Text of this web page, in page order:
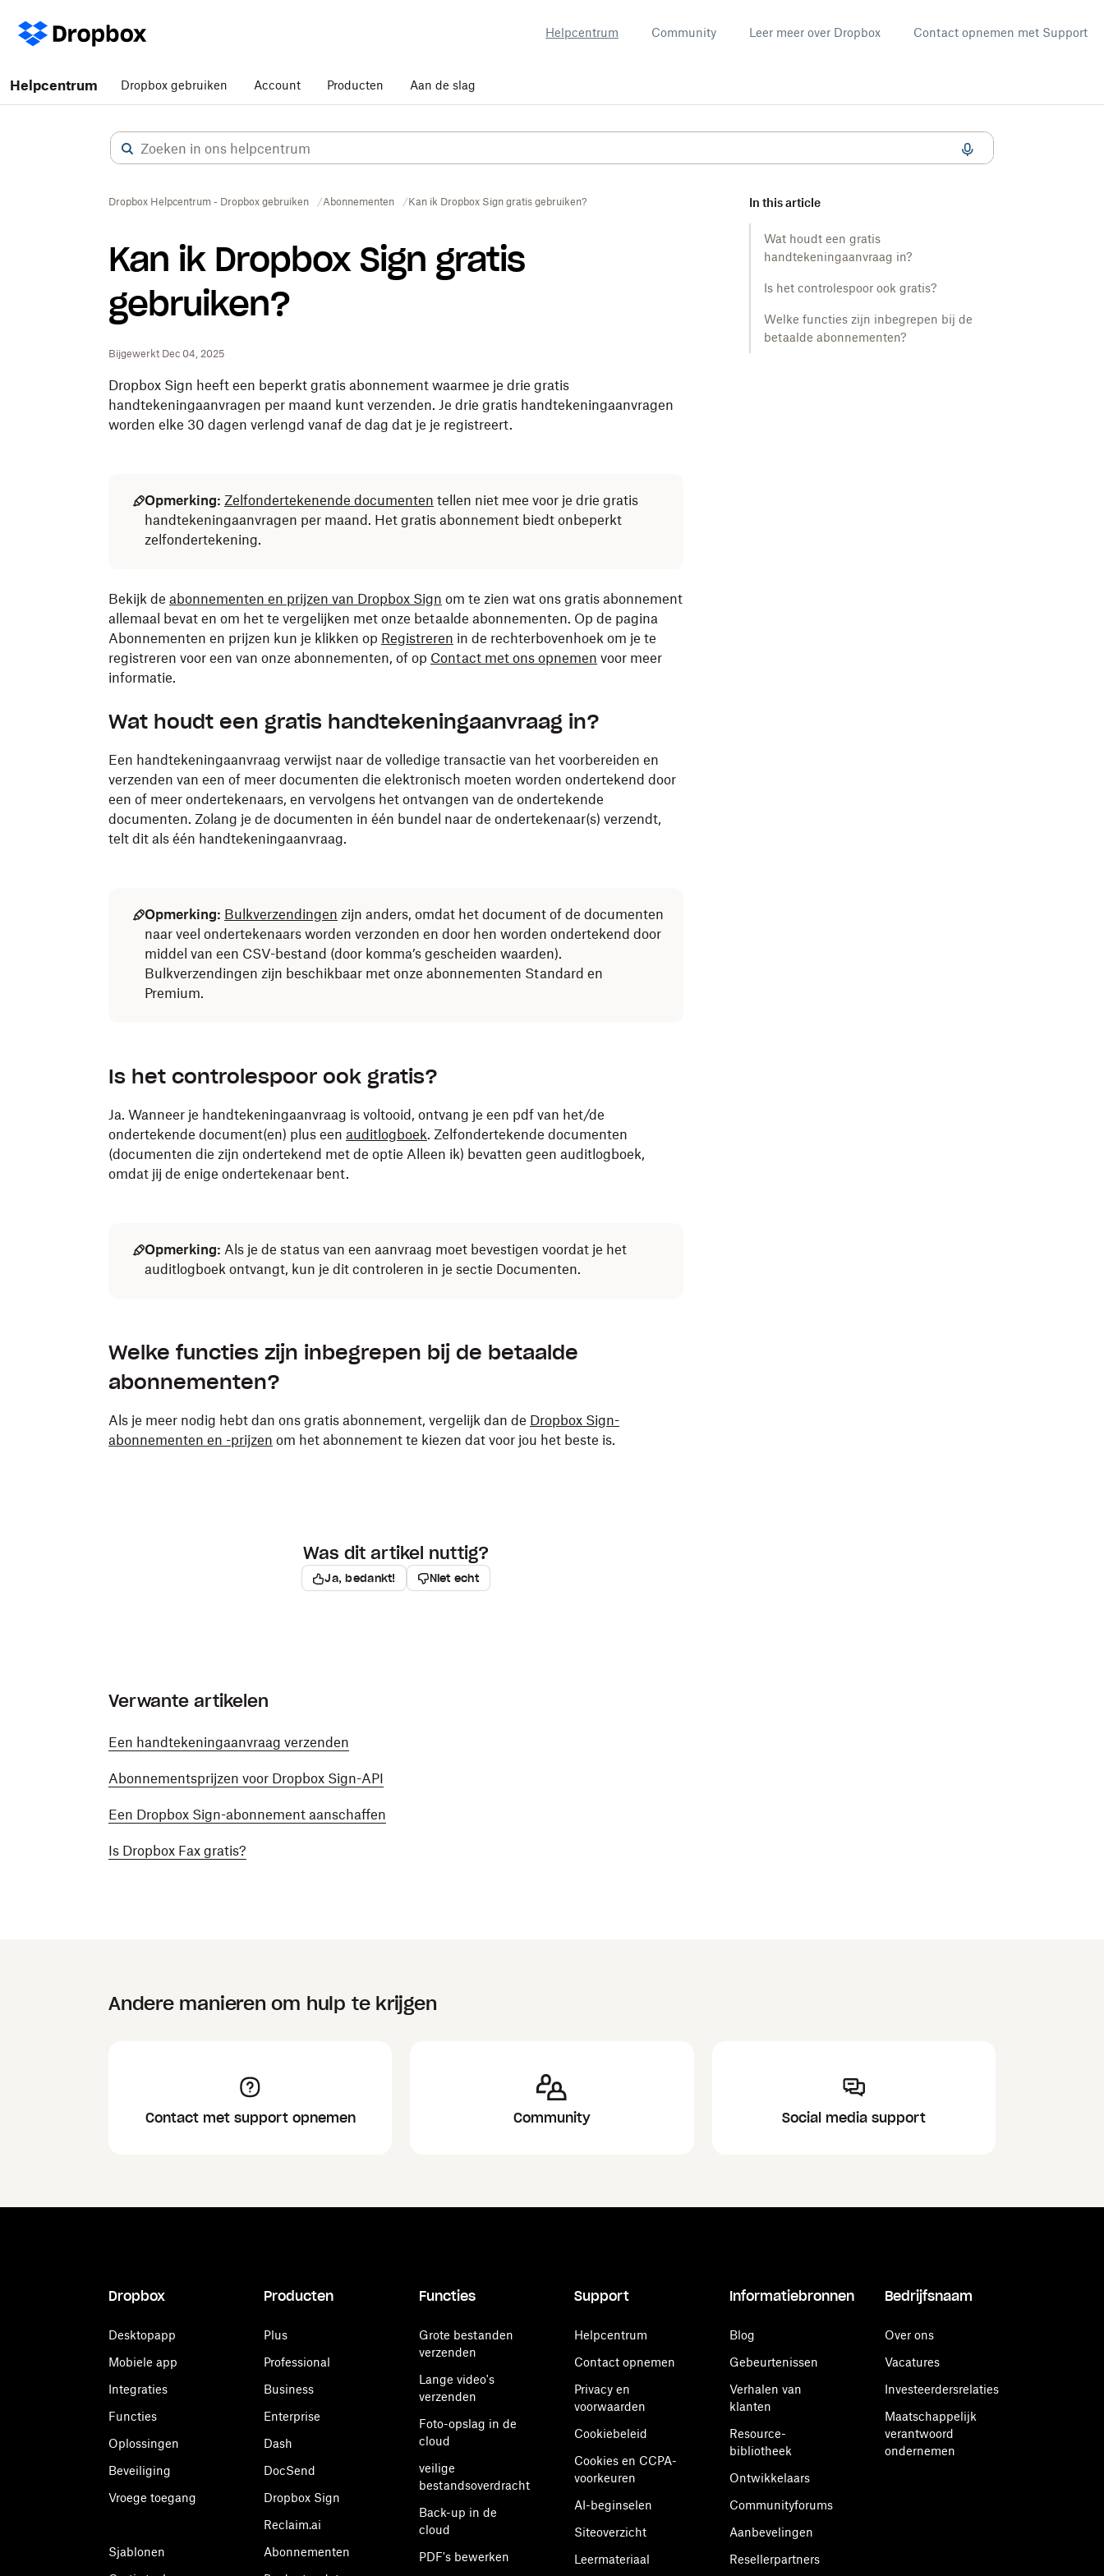
Helpcentrum Community Leer meer over Dropbox Contact opnemen met Support
Helpcentrum Dropbox gebruiken Account Producten Aan de slag
Dropbox Helpcentrum - Dropbox gebruiken Abonnementen Kan ik Dropbox Sign gratis gebruiken?
Kan ik Dropbox Sign gratis
gebruiken?
Bijgewerkt Dec 04, 2025
In this article
Wat houdt een gratis
handtekeningaanvraag in?
Is het controlespoor ook gratis?
Welke functies zijn inbegrepen bij de
betaalde abonnementen?
Dropbox Sign heeft een beperkt gratis abonnement waarmee je drie gratis
handtekeningaanvragen per maand kunt verzenden. Je drie gratis handtekeningaanvragen
worden elke 30 dagen verlengd vanaf de dag dat je je registreert.
Opmerking: Zelfondertekenende documenten tellen niet mee voor je drie gratis
handtekeningaanvragen per maand. Het gratis abonnement biedt onbeperkt
zelfondertekening.
Bekijk de abonnementen en prijzen van Dropbox Sign om te zien wat ons gratis abonnement
allemaal bevat en om het te vergelijken met onze betaalde abonnementen. Op de pagina
Abonnementen en prijzen kun je klikken op Registreren in de rechterbovenhoek om je te
registreren voor een van onze abonnementen, of op Contact met ons opnemen voor meer
informatie.
Wat houdt een gratis handtekeningaanvraag in?
Een handtekeningaanvraag verwijst naar de volledige transactie van het voorbereiden en
verzenden van een of meer documenten die elektronisch moeten worden ondertekend door
een of meer ondertekenaars, en vervolgens het ontvangen van de ondertekende
documenten. Zolang je de documenten in één bundel naar de ondertekenaar(s) verzendt,
telt dit als één handtekeningaanvraag.
Opmerking: Bulkverzendingen zijn anders, omdat het document of de documenten
naar veel ondertekenaars worden verzonden en door hen worden ondertekend door
middel van een CSV-bestand (door komma’s gescheiden waarden).
Bulkverzendingen zijn beschikbaar met onze abonnementen Standard en
Premium.
Is het controlespoor ook gratis?
Ja. Wanneer je handtekeningaanvraag is voltooid, ontvang je een pdf van het/de
ondertekende document(en) plus een auditlogboek. Zelfondertekende documenten
(documenten die zijn ondertekend met de optie Alleen ik) bevatten geen auditlogboek,
omdat jij de enige ondertekenaar bent.
Opmerking: Als je de status van een aanvraag moet bevestigen voordat je het
auditlogboek ontvangt, kun je dit controleren in je sectie Documenten.
Welke functies zijn inbegrepen bij de betaalde
abonnementen?
Als je meer nodig hebt dan ons gratis abonnement, vergelijk dan de Dropbox Sign-
abonnementen en -prijzen om het abonnement te kiezen dat voor jou het beste is.
Was dit artikel nuttig?
Ja, bedankt! Niet echt
Verwante artikelen
Een handtekeningaanvraag verzenden
Abonnementsprijzen voor Dropbox Sign-API
Een Dropbox Sign-abonnement aanschaffen
Is Dropbox Fax gratis?
Andere manieren om hulp te krijgen
Contact met support opnemen Community Social media support
Dropbox
Desktopapp
Mobiele app
Integraties
Functies
Oplossingen
Beveiliging
Vroege toegang
Sjablonen
Producten
Plus
Professional
Business
Enterprise
Dash
DocSend
Dropbox Sign
Reclaim.ai
Abonnementen
Functies
Grote bestanden
verzenden
Lange video's
verzenden
Foto-opslag in de
cloud
veilige
bestandsoverdracht
Back-up in de
cloud
PDF's bewerken
Support
Helpcentrum
Contact opnemen
Privacy en
voorwaarden
Cookiebeleid
Cookies en CCPA-
voorkeuren
AI-beginselen
Siteoverzicht
Leermateriaal
Informatiebronnen
Blog
Gebeurtenissen
Verhalen van
klanten
Resource-
bibliotheek
Ontwikkelaars
Communityforums
Aanbevelingen
Resellerpartners
Bedrijfsnaam
Over ons
Vacatures
Investeerdersrelaties
Maatschappelijk
verantwoord
ondernemen